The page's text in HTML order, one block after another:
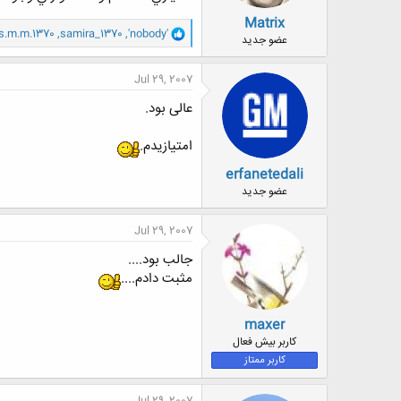
Matrix
عضو جدید
و
ا
ک
ش
ه
'nobody'
,
samira_1370
,
erfanetedali
عضو جدید
Jul 29, 2007
عالی بود.
امتیازیدم.
maxer
کاربر بیش فعال
کاربر ممتاز
Jul 29, 2007
جالب بود....
مثبت دادم....